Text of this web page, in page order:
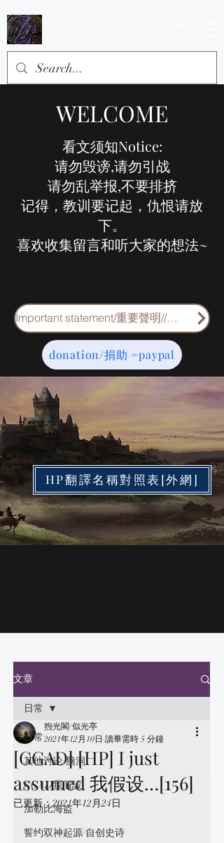
WELCOME
看文须知Notice:
请勿毁谤,请勿引战
请勿乱举报,不要排挤
记得，教训要记起，仇恨请放
下。
喜欢收集留言和听大家的想法~
Important statement/重要聲明//重要申明
donation/捐助 =paypal
HP翻譯名稱對照表[外網]
文章
日常
其他讨论/脑洞
GGAD我假設
加勒比海盗
誓约双神起源/自创史诗
日常
[GGAD] [HP] I just
assumed 我假设…[156]
煦光閣/似光亭
2021年12月10日 讀畢需時 5 分鐘
已更新：2021年12月24日